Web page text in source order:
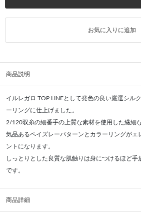
お気に入りに追加
商品説明
イルレガロ TOP LINEとして発色の良い厳選シル
ーリングに仕上げました。
2/120双糸の細番手の上質な素材を使用した繊細
気品あるペイズレーパターンとカラーリングがエ
ントになります。
しっとりとした良質な肌触りは身につけるほど手
です。
商品詳細